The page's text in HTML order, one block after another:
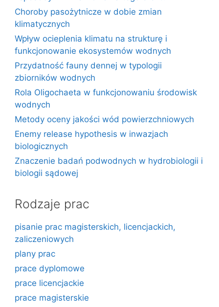
Choroby pasożytnicze w dobie zmian
klimatycznych
Wpływ ocieplenia klimatu na strukturę i
funkcjonowanie ekosystemów wodnych
Przydatność fauny dennej w typologii
zbiorników wodnych
Rola Oligochaeta w funkcjonowaniu środowisk
wodnych
Metody oceny jakości wód powierzchniowych
Enemy release hypothesis w inwazjach
biologicznych
Znaczenie badań podwodnych w hydrobiologii i
biologii sądowej
Rodzaje prac
pisanie prac magisterskich, licencjackich,
zaliczeniowych
plany prac
prace dyplomowe
prace licencjackie
prace magisterskie